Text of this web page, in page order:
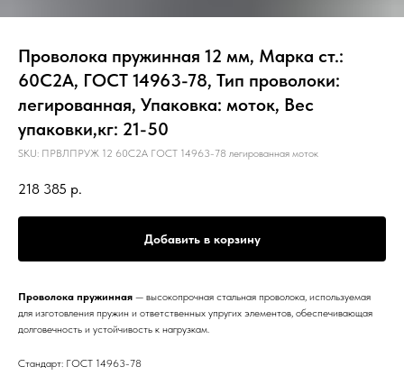
Проволока пружинная 12 мм, Марка ст.:
60С2А, ГОСТ 14963-78, Тип проволоки:
легированная, Упаковка: моток, Вес
упаковки,кг: 21-50
SKU: ПРВЛПРУЖ 12 60С2А ГОСТ 14963-78 легированная моток
218 385 р.
Добавить в корзину
Проволока пружинная — высокопрочная стальная проволока, используемая
для изготовления пружин и ответственных упругих элементов, обеспечивающая
долговечность и устойчивость к нагрузкам.
Стандарт: ГОСТ 14963-78